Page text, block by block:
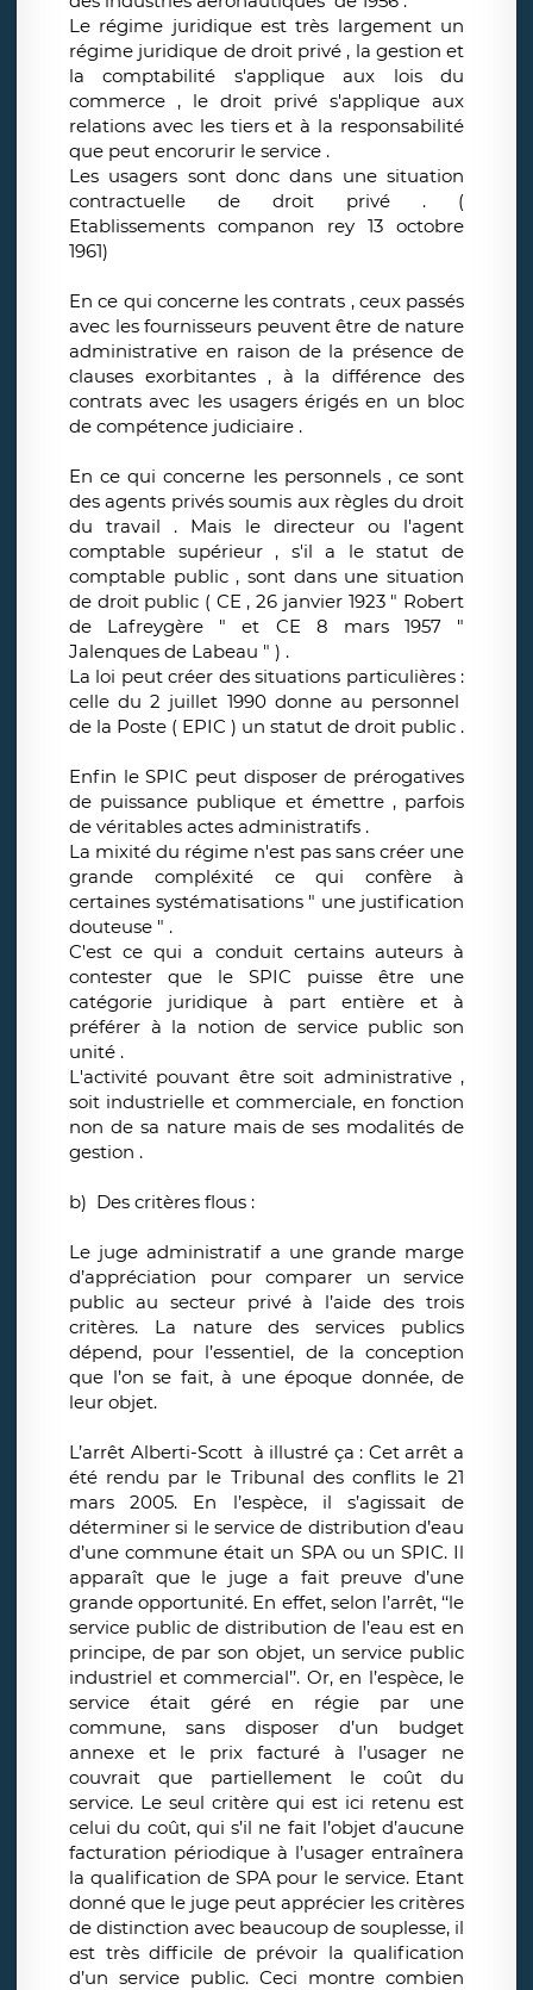
Le régime juridique est très largement un
régime juridique de droit privé , la gestion et
la comptabilité s'applique aux lois du
commerce , le droit privé s'applique aux
relations avec les tiers et à la responsabilité
que peut encorurir le service .
Les usagers sont donc dans une situation
contractuelle de droit privé . (
Etablissements companon rey 13 octobre
1961)
En ce qui concerne les contrats , ceux passés
avec les fournisseurs peuvent être de nature
administrative en raison de la présence de
clauses exorbitantes , à la différence des
contrats avec les usagers érigés en un bloc
de compétence judiciaire .
En ce qui concerne les personnels , ce sont
des agents privés soumis aux règles du droit
du travail . Mais le directeur ou l'agent
comptable supérieur , s'il a le statut de
comptable public , sont dans une situation
de droit public ( CE , 26 janvier 1923 " Robert
de Lafreygère " et CE 8 mars 1957 "
Jalenques de Labeau " ) .
La loi peut créer des situations particulières :
celle du 2 juillet 1990 donne au personnel
de la Poste ( EPIC ) un statut de droit public .
Enfin le SPIC peut disposer de prérogatives
de puissance publique et émettre , parfois
de véritables actes administratifs .
La mixité du régime n'est pas sans créer une
grande compléxité ce qui confère à
certaines systématisations " une justification
douteuse " .
C'est ce qui a conduit certains auteurs à
contester que le SPIC puisse être une
catégorie juridique à part entière et à
préférer à la notion de service public son
unité .
L'activité pouvant être soit administrative ,
soit industrielle et commerciale, en fonction
non de sa nature mais de ses modalités de
gestion .
b) Des critères flous :
Le juge administratif a une grande marge
d’appréciation pour comparer un service
public au secteur privé à l’aide des trois
critères. La nature des services publics
dépend, pour l’essentiel, de la conception
que l’on se fait, à une époque donnée, de
leur objet.
L’arrêt Alberti-Scott à illustré ça : Cet arrêt a
été rendu par le Tribunal des conflits le 21
mars 2005. En l’espèce, il s’agissait de
déterminer si le service de distribution d’eau
d’une commune était un SPA ou un SPIC. Il
apparaît que le juge a fait preuve d’une
grande opportunité. En effet, selon l’arrêt, ‘‘le
service public de distribution de l’eau est en
principe, de par son objet, un service public
industriel et commercial’’. Or, en l’espèce, le
service était géré en régie par une
commune, sans disposer d’un budget
annexe et le prix facturé à l’usager ne
couvrait que partiellement le coût du
service. Le seul critère qui est ici retenu est
celui du coût, qui s’il ne fait l’objet d’aucune
facturation périodique à l’usager entraînera
la qualification de SPA pour le service. Etant
donné que le juge peut apprécier les critères
de distinction avec beaucoup de souplesse, il
est très difficile de prévoir la qualification
d’un service public. Ceci montre combien